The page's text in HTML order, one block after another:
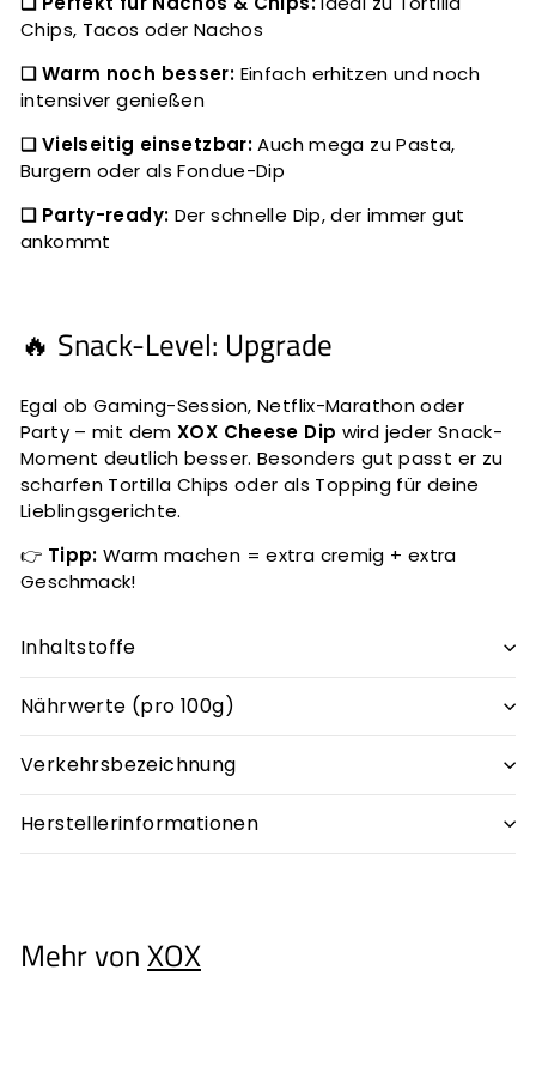
Chips, Tacos oder Nachos
❑ Warm noch besser: Einfach erhitzen und noch
intensiver genießen
❑ Vielseitig einsetzbar:Auch mega zu Pasta,
Burgern oder als Fondue-Dip
❑ Party-ready: Der schnelle Dip, der immer gut
ankommt
🔥 Snack-Level: Upgrade
Egal ob Gaming-Session, Netflix-Marathon oder
Party – mit dem XOX Cheese Dip wird jeder Snack-
Moment deutlich besser. Besonders gut passt er zu
scharfen Tortilla Chips oder als Topping für deine
Lieblingsgerichte.
👉 Tipp: Warm machen = extra cremig + extra
Geschmack!
Inhaltstoffe
Nährwerte (pro 100g)
Verkehrsbezeichnung
Herstellerinformationen
Mehr vonXOX